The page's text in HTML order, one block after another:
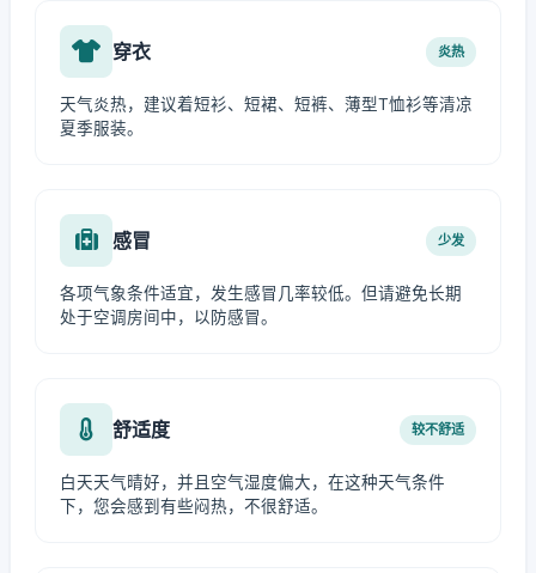
穿衣 炎热
天气炎热，建议着短衫、短裙、短裤、薄型T恤衫等清凉
夏季服装。
感冒 少发
各项气象条件适宜，发生感冒几率较低。但请避免长期
处于空调房间中，以防感冒。
舒适度 较不舒适
白天天气晴好，并且空气湿度偏大，在这种天气条件
下，您会感到有些闷热，不很舒适。